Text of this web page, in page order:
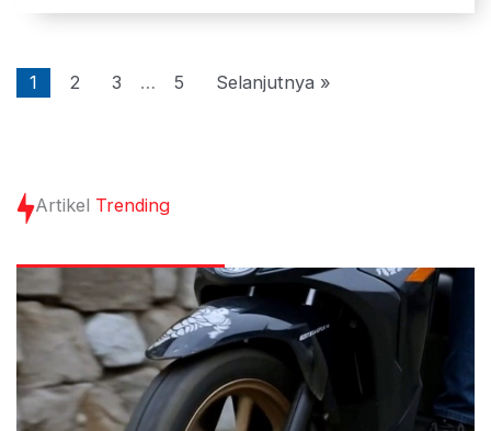
1 2 3 … 5 Selanjutnya »
Artikel Trending